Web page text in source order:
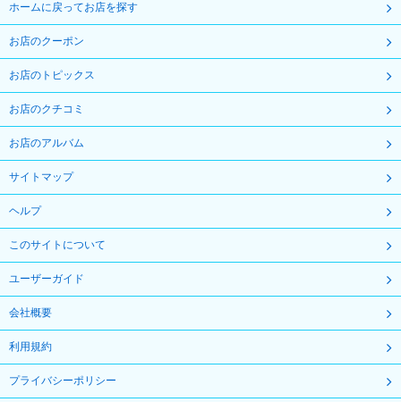
ホームに戻ってお店を探す
お店のクーポン
お店のトピックス
お店のクチコミ
お店のアルバム
サイトマップ
ヘルプ
このサイトについて
ユーザーガイド
会社概要
利用規約
プライバシーポリシー